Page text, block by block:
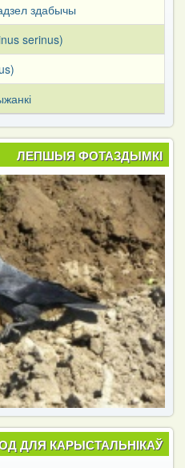
здабычы
serinus)
ЛЕПШЫЯ ФОТАЗДЫМКІ
ДЛЯ КАРЫСТАЛЬНІКАЎ